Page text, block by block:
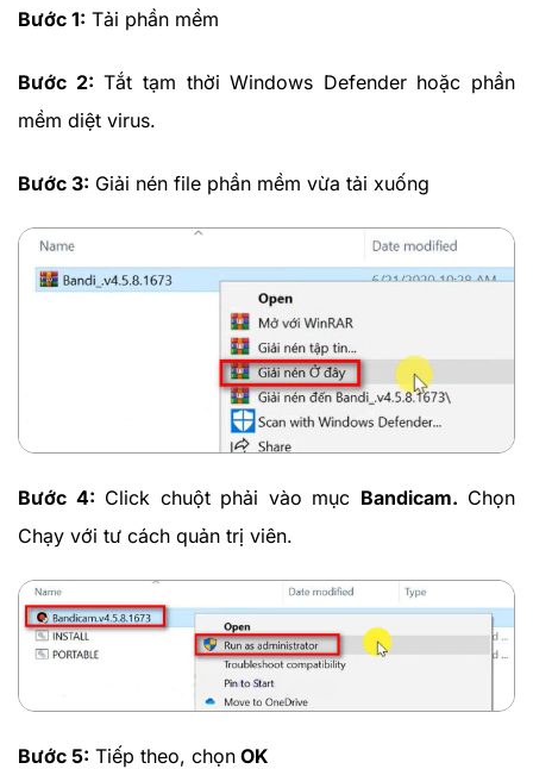
Bước 1: Tải phần mềm
Bước 2: Tắt tạm thời Windows Defender hoặc phần
mềm diệt virus.
Bước 3: Giải nén file phần mềm vừa tải xuống
Bước 4: Click chuột phải vào mục Bandicam. Chọn
Chạy với tư cách quản trị viên.
Bước 5: Tiếp theo, chọn OK